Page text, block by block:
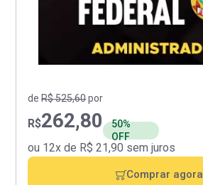
deR$ 525,60por
R$262,80
50%
OFF
ou 12x de R$ 21,90 sem juros
Comprar agora